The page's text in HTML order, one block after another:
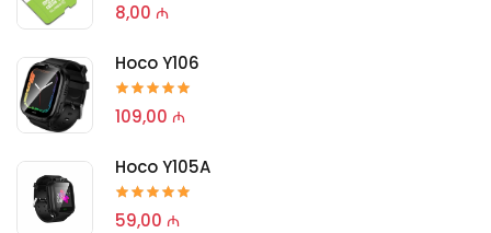
8,00 ₼
Hoco Y106
109,00 ₼
Hoco Y105A
59,00 ₼